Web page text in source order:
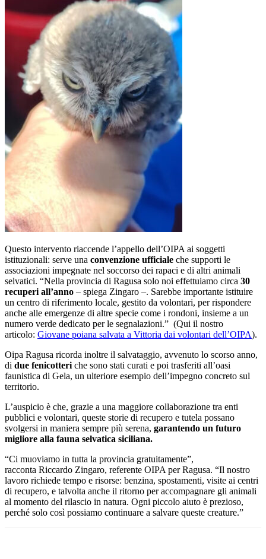
Questo intervento riaccende l’appello dell’OIPA ai soggetti
istituzionali: serve una convenzione ufficiale che supporti le
associazioni impegnate nel soccorso dei rapaci e di altri animali
selvatici. “Nella provincia di Ragusa solo noi effettuiamo circa 30
recuperi all’anno – spiega Zingaro –. Sarebbe importante istituire
un centro di riferimento locale, gestito da volontari, per rispondere
anche alle emergenze di altre specie come i rondoni, insieme a un
numero verde dedicato per le segnalazioni.” (Qui il nostro
articolo: Giovane poiana salvata a Vittoria dai volontari dell’OIPA).
Oipa Ragusa ricorda inoltre il salvataggio, avvenuto lo scorso anno,
di due fenicotteri che sono stati curati e poi trasferiti all’oasi
faunistica di Gela, un ulteriore esempio dell’impegno concreto sul
territorio.
L’auspicio è che, grazie a una maggiore collaborazione tra enti
pubblici e volontari, queste storie di recupero e tutela possano
svolgersi in maniera sempre più serena, garantendo un futuro
migliore alla fauna selvatica siciliana.
“Ci muoviamo in tutta la provincia gratuitamente”,
racconta Riccardo Zingaro, referente OIPA per Ragusa. “Il nostro
lavoro richiede tempo e risorse: benzina, spostamenti, visite ai centri
di recupero, e talvolta anche il ritorno per accompagnare gli animali
al momento del rilascio in natura. Ogni piccolo aiuto è prezioso,
perché solo così possiamo continuare a salvare queste creature.”